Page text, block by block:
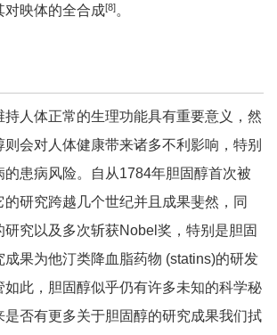
对映体的全合成[8]。
持人体正常的生理功能具有重要意义，然
会对人体健康带来诸多不利影响，特别
的患病风险。自从1784年胆固醇首次被
的研究跨越几个世纪并且成果斐然，同
研究以及多次斩获Nobel奖，特别是胆固
果为他汀类降血脂药物 (statins)的研发
如此，胆固醇似乎仍有许多未知的科学秘
是否有更多关于胆固醇的研究成果我们拭